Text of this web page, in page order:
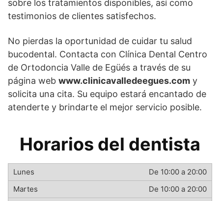
sobre los tratamientos disponibles, así como
testimonios de clientes satisfechos.
No pierdas la oportunidad de cuidar tu salud
bucodental. Contacta con Clínica Dental Centro
de Ortodoncia Valle de Egüés a través de su
página web www.clinicavalledeegues.com y
solicita una cita. Su equipo estará encantado de
atenderte y brindarte el mejor servicio posible.
Horarios del dentista
De 10:00 a 20:00
De 10:00 a 20:00